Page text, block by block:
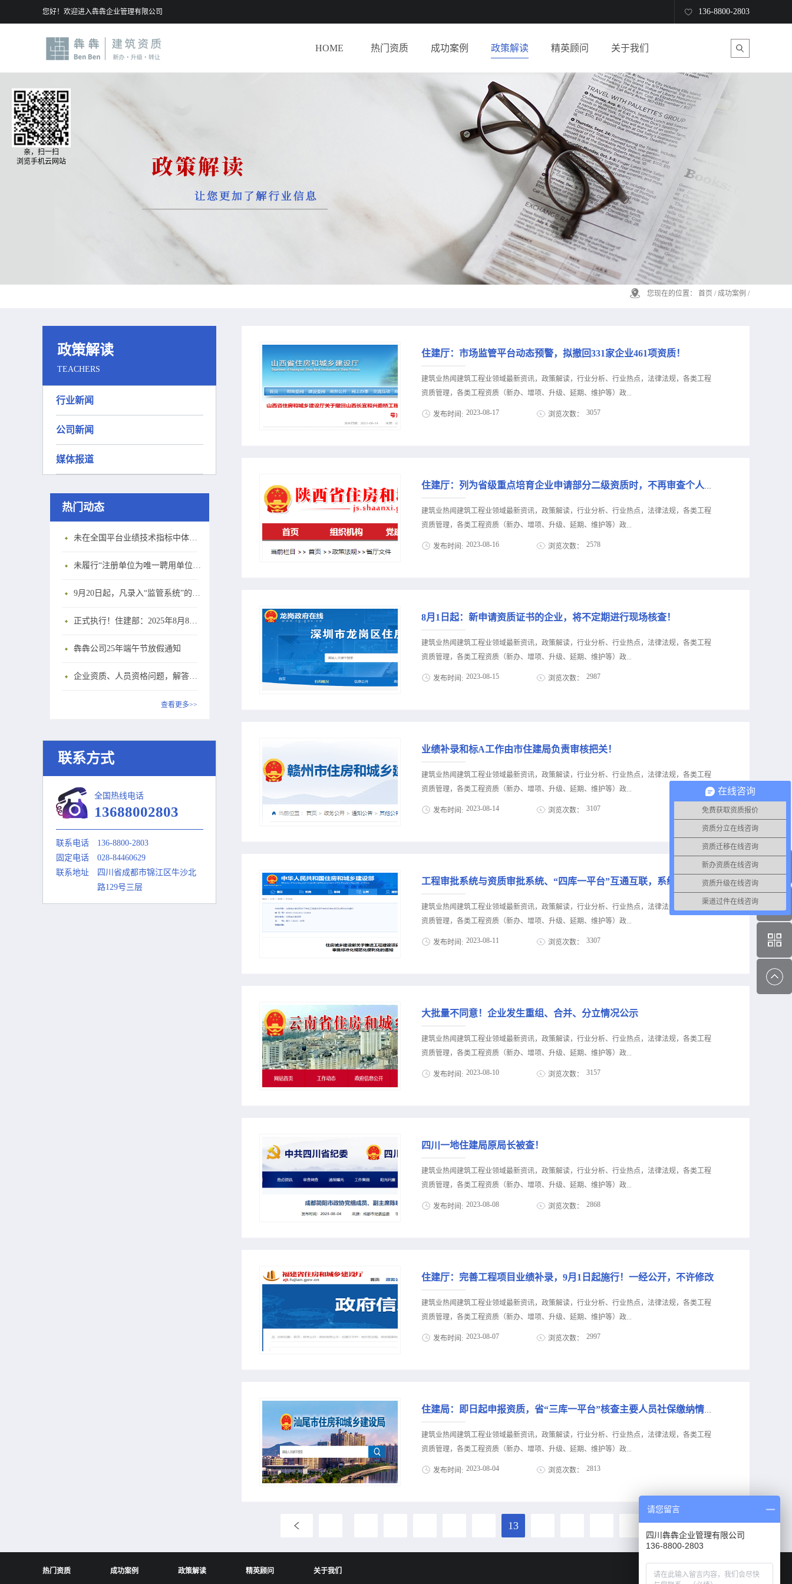
您好！欢迎进入犇犇企业管理有限公司 136-8800-2803
HOME 热门资质 成功案例 政策解读 精英顾问 关于我们
您现在的位置： 首页 / 成功案例 /
政策解读
TEACHERS
行业新闻
公司新闻
媒体报道
热门动态
未在全国平台业绩技术指标中体现个人角色的业绩，在资质审查时不作为有效业绩认定！
未履行“注册单位为唯一聘用单位”的承诺，撤销注册许可，三年内不得再次申请建造师注册
9月20日起，凡录入“监管系统”的建造师、职称人员，均需上传社保缴纳凭证！
正式执行！住建部：2025年8月8日起，建筑市政工程全面禁止9项技术！
犇犇公司25年端午节放假通知
企业资质、人员资格问题，解答来了
查看更多>>
联系方式
全国热线电话
13688002803
联系电话
136-8800-2803
固定电话
028-84460629
联系地址
四川省成都市锦江区牛沙北
路129号三层
住建厅：市场监管平台动态预警，拟撤回331家企业461项资质！
建筑业热闻建筑工程业领域最新资讯，政策解读，行业分析、行业热点，法律法规，各类工程
资质管理，各类工程资质（新办、增项、升级、延期、维护等）政...
13688002803（微信同号）资质收购资质重组、分立、平移，收购资质联系陈老师：
18708115861（微信同号）8月14日，山西省住建厅发布《关于撤回山西长宜和兴路桥工程有限
公司等245家建筑业企业相关资质的公示（第533号）》、《关于撤回山西城宸工程项目管理有
限公司等86家工程监理企业相关资质的公示（第534号）》。拟撤回245家建筑业企业的296项资
省综改区建设与公用事业管理部，各有关企业：按照《关于试行开展部分建设工程企业资质动
发布时间: 2023-08-17 浏览次数： 3057
住建厅：列为省级重点培育企业申请部分二级资质时，不再审查个人工程业绩
建筑业热闻建筑工程业领域最新资讯，政策解读，行业分析、行业热点，法律法规，各类工程
资质管理，各类工程资质（新办、增项、升级、延期、维护等）政...
13688002803（微信同号）资质收购资质重组、分立、平移，收购资质联系陈老师：
18708115861（微信同号）陕西省住房和城乡建设厅等部门关于支持民营建筑业企业强信心稳增
长促转型的十条措施陕建发〔2023〕1125号各设区市住房和城乡建设局，杨凌示范区住房和城
乡建设局，韩城市住房和城乡建设局，相关单位及企业：为深入贯彻党的二十大精神和习近平
大的意见》、省委经济工作会议精神及省委、省政府开展“三个年”活动决策部署、《大力服务
发布时间: 2023-08-16 浏览次数： 2578
8月1日起：新申请资质证书的企业，将不定期进行现场核查！
建筑业热闻建筑工程业领域最新资讯，政策解读，行业分析、行业热点，法律法规，各类工程
资质管理，各类工程资质（新办、增项、升级、延期、维护等）政...
13688002803（微信同号）资质收购资质重组、分立、平移，收购资质联系陈老师：
18708115861（微信同号）龙岗区住房和建设局关于开展2023年建筑业企业资质动态核查工作的
通知各建筑业企业: 根据《建筑业企业资质管理规定》（住房城乡建设部第22号令）、《建
筑业企业资质管理规定和资质标准实施意见》（建市〔2015〕20号）《住建部关于建筑业企业
资质管理有关问题的通知》（建市〔2015〕154号）《住房城乡建设部关于简化建筑业企业资质
标准部分指标的通知》（建市〔2016〕226号）《住房城乡建设部办公厅关于取消建筑业企业最
低等级资质标准现场管理人员指标考核的通知》（建办市〔2018〕53号）等文件要求，为加强
建筑业企业资质动态监管，规范建筑市场秩序，区住房和建设局及决定开展2023年建筑业企业
资质动态核查工作，现将有关工作通知如下： 一、工作目标 深入贯彻落实行政审批制
发布时间: 2023-08-15 浏览次数： 2987
业绩补录和标A工作由市住建局负责审核把关！
建筑业热闻建筑工程业领域最新资讯，政策解读，行业分析、行业热点，法律法规，各类工程
资质管理，各类工程资质（新办、增项、升级、延期、维护等）政...
策公布，建筑类人才资讯等建筑业信息公布！犇犇公司专业代办资质8年，案例3000+，全网低
13688002803（微信同号）资质收购资质重组、分立、平移，收购资质联系陈老师：
18708115861（微信同号）关于做好赣州市建筑施工企业历史业绩补录及业绩标A工作的通知各
县（市、区）住房和城乡建设局、赣州经开区住房和建设局、各有关单位和企业：为进一步深
化“放管服”改革，提升政务服务效能，按照《关于进一步优化江西省建筑施工企业历史业绩补
企业历史业绩补录及业绩标A工作有关事项通知如下。一、明确工作职责按照“谁发证、谁负
发布时间: 2023-08-14 浏览次数： 3107
工程审批系统与资质审批系统、“四库一平台”互通互联，系统全覆盖，全过程数字化管理！
建筑业热闻建筑工程业领域最新资讯，政策解读，行业分析、行业热点，法律法规，各类工程
资质管理，各类工程资质（新办、增项、升级、延期、维护等）政...
13688002803（微信同号）资质收购资质重组、分立、平移，收购资质联系陈老师：
18708115861（微信同号）昨日（8月9日），住房城乡建设部发布《关于推进工程建设项目审批
标准化规范化便利化的通知》（建办〔2023〕48号）。《通知》明确：1 2023年底前实现工程
审批系统全覆盖！全过程数字化管理2023年底前实现工程审批系统覆盖全部县（区）。持续推
验收、档案移交全过程数字化管理，实现工程建设项目全程“一张图”管理和协同应用。编者
发布时间: 2023-08-11 浏览次数： 3307
大批量不同意！企业发生重组、合并、分立情况公示
建筑业热闻建筑工程业领域最新资讯，政策解读，行业分析、行业热点，法律法规，各类工程
资质管理，各类工程资质（新办、增项、升级、延期、维护等）政...
13688002803（微信同号）资质收购资质重组、分立、平移，收购资质联系陈老师：
18708115861（微信同号）云南省住房和城乡建设厅关于2023年建筑业企业发生重组、合并、分
立等情况核准审批第11批建筑业企业资质审查结果公示根据《建筑业企业资质管理规定》（住
房城乡建设部第22号令）、《建筑业企业资质标准》（建市〔2014〕159号）以及相关文件要
至2023年8月16日。 专家审查意见为不同意的企业可通过“云南省建筑市场监管与诚信信息网→
发布时间: 2023-08-10 浏览次数： 3157
四川一地住建局原局长被查！
建筑业热闻建筑工程业领域最新资讯，政策解读，行业分析、行业热点，法律法规，各类工程
资质管理，各类工程资质（新办、增项、升级、延期、维护等）政...
13688002803（微信同号）资质收购资质重组、分立、平移，收购资质联系陈老师：
18708115861（微信同号）近日，据四川省纪委监委消息：成都简阳市政协党组成员、副主席陈
晓恒，接受纪律审查和监察调查。曾任简阳市住房和城乡规划建设局党委书记、局长。简阳市
原住建局局长被查成都简阳市政协党组成员、副主席陈晓恒涉嫌严重违纪违法，目前正接受成
人，省委党校在职研究生学历。1992年8月参加工作，2001年12月加入中国共产党。1992年8月
发布时间: 2023-08-08 浏览次数： 2868
住建厅：完善工程项目业绩补录，9月1日起施行！一经公开，不许修改
建筑业热闻建筑工程业领域最新资讯，政策解读，行业分析、行业热点，法律法规，各类工程
资质管理，各类工程资质（新办、增项、升级、延期、维护等）政...
13688002803（微信同号）资质收购资质重组、分立、平移，收购资质联系陈老师：
18708115861（微信同号）近日，福建省住建厅发布《关于进一步完善工程项目业绩补录有关工
作的通知》。补录信息原则上不再允许修改进一步完善我省工程项目的业绩补录措施，并于
2023年9月1日起施行。明确房屋市政工程类项目和非房屋市政工程类项目允许补录的范围、信
假、重复补录或违规补录等行为的，应当对所涉企业予以严肃处理。对于补录存在弄虚作假
“深学争优、敢为争先、实干争效”行动，根据《关于推动建筑业高质量发展十条措施的通知》
（闽建筑〔2023〕2号），我厅在《关于房屋建筑和市...
发布时间: 2023-08-07 浏览次数： 2997
住建局：即日起申报资质，省“三库一平台”核查主要人员社保缴纳情况！
建筑业热闻建筑工程业领域最新资讯，政策解读，行业分析、行业热点，法律法规，各类工程
资质管理，各类工程资质（新办、增项、升级、延期、维护等）政...
价新办资质施工资质新办、增项二级，自家现成技术负责人一手业绩联系冷老师：
13688002803（微信同号）资质收购资质重组、分立、平移，收购资质联系陈老师：
18708115861（微信同号）日前，汕尾市住建局发布了《关于进一步优化建筑业企业资质核准的
通知》，自印发之日起执行。优化主要人员社保证明材料首次申请的，企业为主要人员缴纳申
报前一个月的社保，由发证机关在省“三库一平台”系统查询无误后，不需提交纸质证明文件。
发布时间: 2023-08-04 浏览次数： 2813
13 ...
热门资质 成功案例 政策解读 精英顾问 关于我们
亲，扫一扫
浏览手机云网站
在线咨询
免费获取资质报价
资质分立在线咨询
资质迁移在线咨询
新办资质在线咨询
资质升级在线咨询
渠道过件在线咨询
请您留言
四川犇犇企业管理有限公司
136-8800-2803